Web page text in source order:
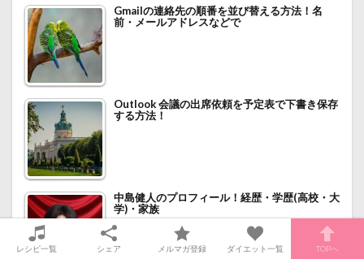
Gmailの連絡先の順番を並び替える方法！名
前・メールアドレスなどで
Outlook 会議の出席依頼を予定表で下書き保存
する方法！
中島健人のプロフィール！経歴・学歴(高校・大
学)・家族
レシピ一覧 シェア メルマガ登録 ダイエット一覧 TOPへ